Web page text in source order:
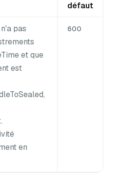
défaut
pas
et que
est
en
600